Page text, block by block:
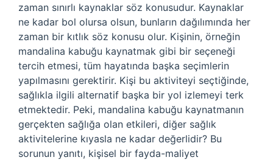
zaman sınırlı kaynaklar söz konusudur. Kaynaklar
ne kadar bol olursa olsun, bunların dağılımında her
zaman bir kıtlık söz konusu olur. Kişinin, örneğin
mandalina kabuğu kaynatmak gibi bir seçeneği
tercih etmesi, tüm hayatında başka seçimlerin
yapılmasını gerektirir. Kişi bu aktiviteyi seçtiğinde,
sağlıkla ilgili alternatif başka bir yol izlemeyi terk
etmektedir. Peki, mandalina kabuğu kaynatmanın
gerçekten sağlığa olan etkileri, diğer sağlık
aktivitelerine kıyasla ne kadar değerlidir? Bu
sorunun yanıtı, kişisel bir fayda-maliyet